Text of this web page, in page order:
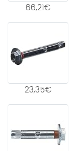
66,21€
23,35€